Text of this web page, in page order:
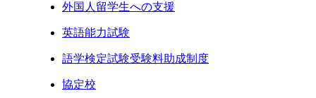
外国人留学生への支援
英語能力試験
語学検定試験受験料助成制度
協定校